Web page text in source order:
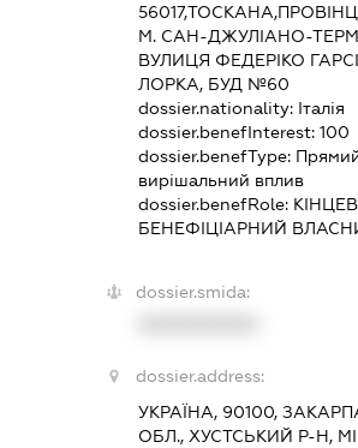
М. САН-ДЖУЛІАНО-
ВУЛИЦЯ ФЕДЕРІКО
ЛОРКА, БУД №60
dossier.nationality: Італія
dossier.benefInterest: 100
dossier.benefType:
вирішальний вплив
dossier.benefRole:
БЕНЕФІЦІАРНИЙ
dossier.smida:
dossier.address:
УКРАЇНА, 90100,
ОБЛ., ХУСТСЬКИЙ Р-Н,